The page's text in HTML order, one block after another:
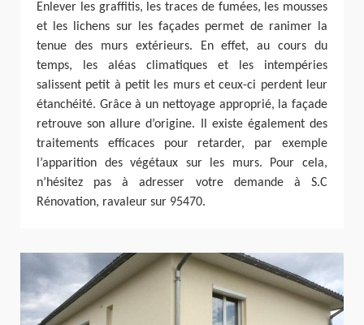
Enlever les graffitis, les traces de fumées, les mousses
et les lichens sur les façades permet de ranimer la
tenue des murs extérieurs. En effet, au cours du
temps, les aléas climatiques et les intempéries
salissent petit à petit les murs et ceux-ci perdent leur
étanchéité. Grâce à un nettoyage approprié, la façade
retrouve son allure d’origine. Il existe également des
traitements efficaces pour retarder, par exemple
l’apparition des végétaux sur les murs. Pour cela,
n’hésitez pas à adresser votre demande à S.C
Rénovation, ravaleur sur 95470.